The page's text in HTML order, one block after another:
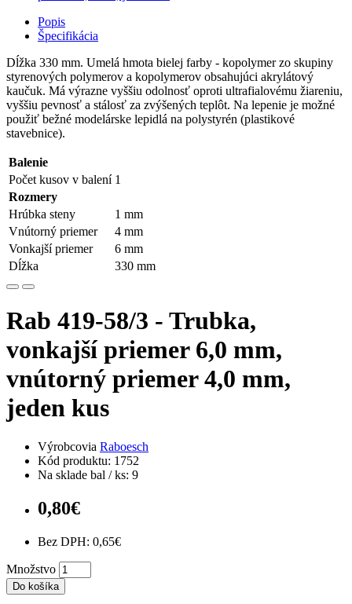
Popis
Špecifikácia
Dĺžka 330 mm. Umelá hmota bielej farby - kopolymer zo skupiny
styrenových polymerov a kopolymerov obsahujúci akrylátový
kaučuk. Má výrazne vyššiu odolnosť oproti ultrafialovému žiareniu,
vyššiu pevnosť a stálosť za zvýšených teplôt. Na lepenie je možné
použiť bežné modelárske lepidlá na polystyrén (plastikové
stavebnice).
Balenie
Počet kusov v balení 1
Rozmery
Hrúbka steny
1 mm
Vnútorný priemer
4 mm
Vonkajší priemer
6 mm
Dĺžka
330 mm
Rab 419-58/3 - Trubka,
vonkajší priemer 6,0 mm,
vnútorný priemer 4,0 mm,
jeden kus
Výrobcovia Raboesch
Kód produktu: 1752
Na sklade bal / ks: 9
0,80€
Bez DPH: 0,65€
Množstvo
Do košíka